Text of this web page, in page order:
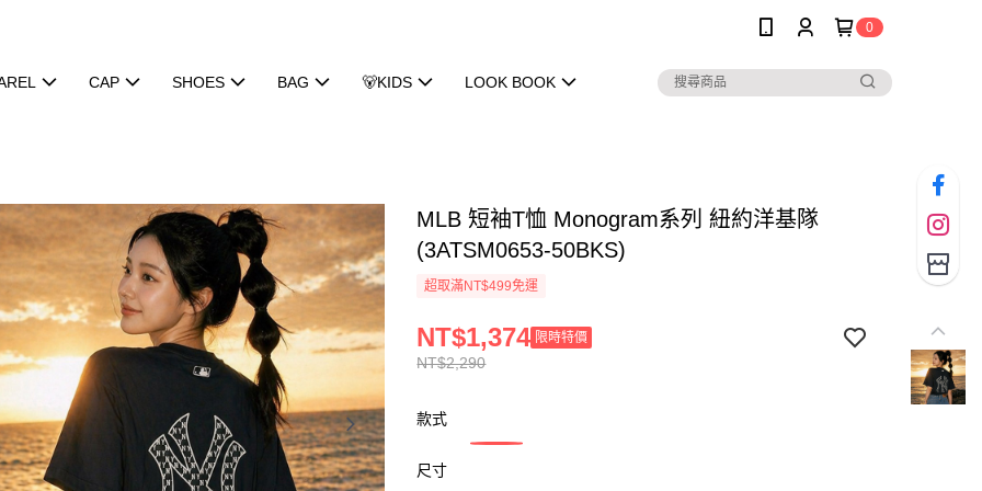
0
CAP SHOES BAG 🐻KIDS LOOK BOOK
MLB 短袖T恤 Monogram系列 紐約洋基隊
(3ATSM0653-50BKS)
超取滿NT$499免運
NT$2,290
NT$1,374 限時特價
款式
尺寸